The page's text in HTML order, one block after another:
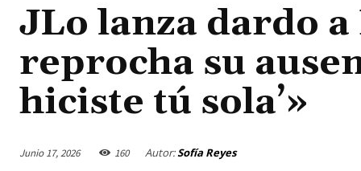
JLo lanza dardo
reprocha su
hiciste tú sola’»
Junio 17, 2026 160 Autor:Sofía Reyes